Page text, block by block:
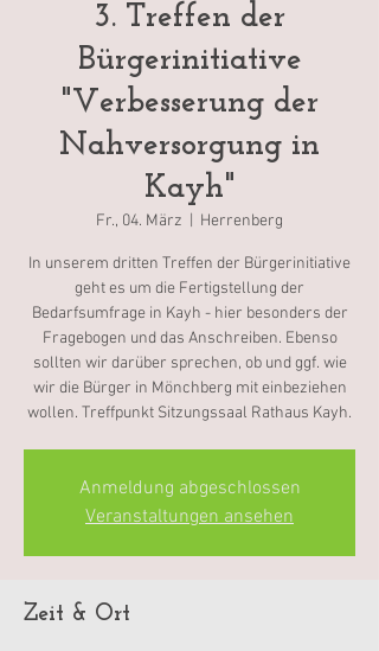
3. Treffen der
Bürgerinitiative
"Verbesserung der
Nahversorgung in
Kayh"
Fr., 04. März Herrenberg
In unserem dritten Treffen der Bürgerinitiative
geht es um die Fertigstellung der
Bedarfsumfrage in Kayh - hier besonders der
Fragebogen und das Anschreiben. Ebenso
sollten wir darüber sprechen, ob und ggf. wie
wir die Bürger in Mönchberg mit einbeziehen
wollen. Treffpunkt Sitzungssaal Rathaus Kayh.
Anmeldung abgeschlossen
Veranstaltungen ansehen
Zeit & Ort